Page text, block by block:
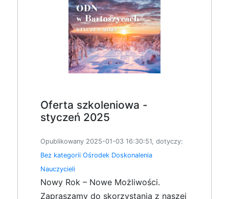
Oferta szkoleniowa -
styczeń 2025
Opublikowany 2025-01-03 16:30:51, dotyczy:
Bez kategorii Ośrodek Doskonalenia
Nauczycieli
Nowy Rok – Nowe Możliwości.
Zapraszamy do skorzystania z naszej